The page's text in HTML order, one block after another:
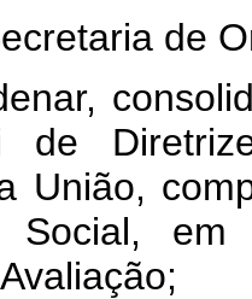
de
consolidar
União,
Social,